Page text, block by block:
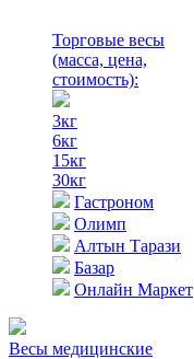
Торговые весы
(масса, цена,
стоимость):
3кг
6кг
15кг
30кг
Гастроном
Олимп
Алтын Тарази
Базар
Онлайн Маркет
Весы медицинские